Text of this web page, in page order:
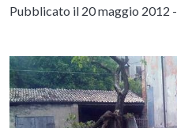
Pubblicato il 20 maggio 2012 -